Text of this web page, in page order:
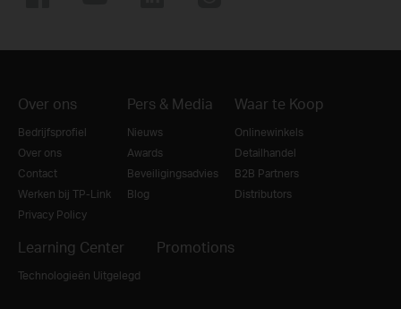
Over ons
Bedrijfsprofiel
Over ons
Contact
Werken bij TP-Link
Privacy Policy
Pers & Media
Nieuws
Awards
Beveiligingsadvies
Blog
Waar te Koop
Onlinewinkels
Detailhandel
B2B Partners
Distributors
Learning Center
Technologieën Uitgelegd
Promotions